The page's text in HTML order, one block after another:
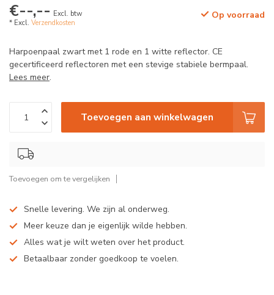
€--,-- Excl. btw
* Excl. Verzendkosten
Op voorraad
Harpoenpaal zwart met 1 rode en 1 witte reflector. CE
gecertificeerd reflectoren met een stevige stabiele bermpaal.
Lees meer.
Toevoegen aan winkelwagen
Toevoegen om te vergelijken
Snelle levering. We zijn al onderweg.
Meer keuze dan je eigenlijk wilde hebben.
Alles wat je wilt weten over het product.
Betaalbaar zonder goedkoop te voelen.